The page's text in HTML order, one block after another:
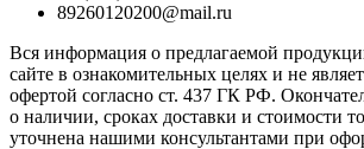
89260120200@mail.ru
Вся информация о предлагаемой
сайте в ознакомительных целях и не
офертой согласно ст. 437 ГК РФ.
о наличии, сроках доставки и стоимости
уточнена нашими консультантами при